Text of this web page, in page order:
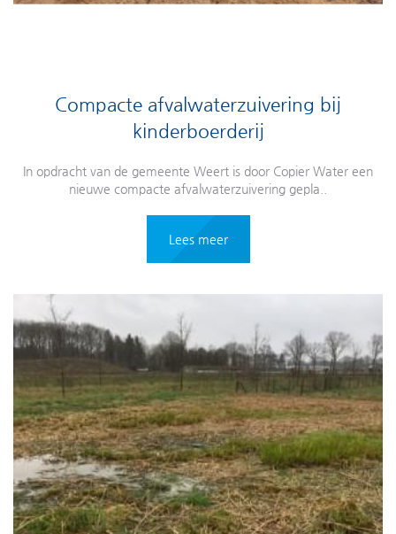
Compacte afvalwaterzuivering bij
kinderboerderij
In opdracht van de gemeente Weert is door Copier Water een
nieuwe compacte afvalwaterzuivering gepla..
Lees meer